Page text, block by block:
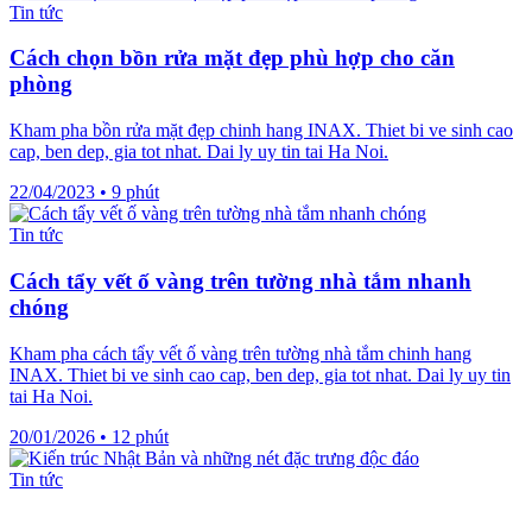
Tin tức
Cách chọn bồn rửa mặt đẹp phù hợp cho căn
phòng
Kham pha bồn rửa mặt đẹp chinh hang INAX. Thiet bi ve sinh cao
cap, ben dep, gia tot nhat. Dai ly uy tin tai Ha Noi.
22/04/2023 • 9 phút
Tin tức
Cách tẩy vết ố vàng trên tường nhà tắm nhanh
chóng
Kham pha cách tẩy vết ố vàng trên tường nhà tắm chinh hang
INAX. Thiet bi ve sinh cao cap, ben dep, gia tot nhat. Dai ly uy tin
tai Ha Noi.
20/01/2026 • 12 phút
Tin tức